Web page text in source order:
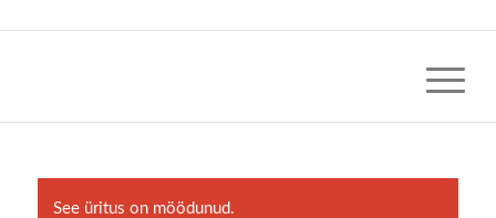
See üritus on möödunud.